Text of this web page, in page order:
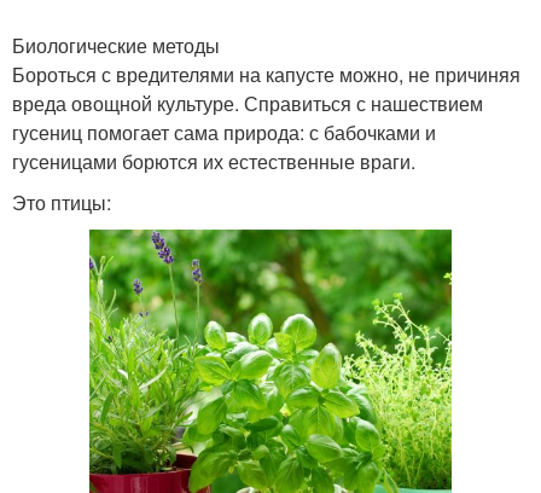
Биологические методы
Бороться с вредителями на капусте можно, не причиняя
вреда овощной культуре. Справиться с нашествием
гусениц помогает сама природа: с бабочками и
гусеницами борются их естественные враги.
Это птицы: